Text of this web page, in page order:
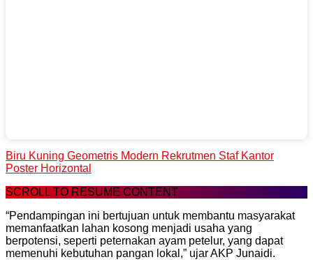
Biru Kuning Geometris Modern Rekrutmen Staf Kantor
Poster Horizontal
SCROLL TO RESUME CONTENT
“Pendampingan ini bertujuan untuk membantu masyarakat
memanfaatkan lahan kosong menjadi usaha yang
berpotensi, seperti peternakan ayam petelur, yang dapat
memenuhi kebutuhan pangan lokal,” ujar AKP Junaidi.